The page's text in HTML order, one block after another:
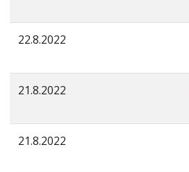
22.8.2022
21.8.2022
21.8.2022